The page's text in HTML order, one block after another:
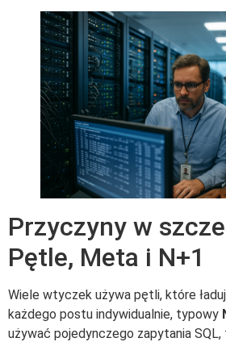
Przyczyny w
Pętle, Meta i N+1
Wiele wtyczek używa pętli, które
każdego postu indywidualnie, typowy
używać pojedynczego zapytania